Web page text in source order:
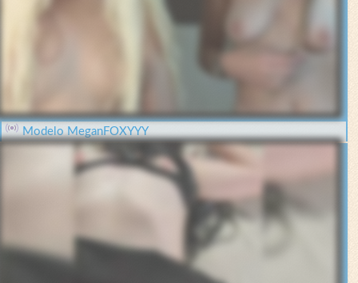
Modelo MeganFOXYYY